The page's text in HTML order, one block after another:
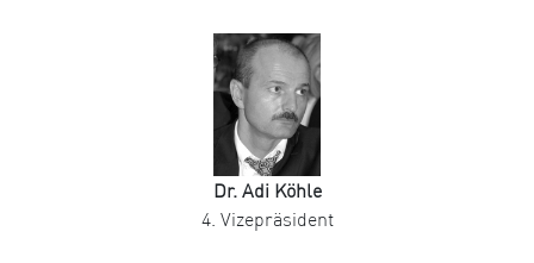
Dr. Adi Köhle
4. Vizepräsident